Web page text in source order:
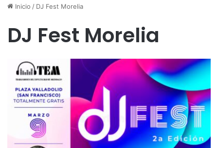
Inicio / DJ Fest Morelia
DJ Fest Morelia